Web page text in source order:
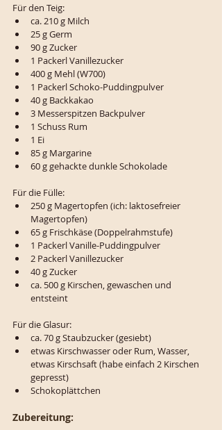
Für den Teig:
ca. 210 g Milch
25 g Germ
90 g Zucker
1 Packerl Vanillezucker
400 g Mehl (W700)
1 Packerl Schoko-Puddingpulver
40 g Backkakao
3 Messerspitzen Backpulver
1 Schuss Rum
1 Ei
85 g Margarine
60 g gehackte dunkle Schokolade
Für die Fülle:
250 g Magertopfen (ich: laktosefreier
Magertopfen)
65 g Frischkäse (Doppelrahmstufe)
1 Packerl Vanille-Puddingpulver
2 Packerl Vanillezucker
40 g Zucker
ca. 500 g Kirschen, gewaschen und
entsteint
Für die Glasur:
ca. 70 g Staubzucker (gesiebt)
etwas Kirschwasser oder Rum, Wasser,
etwas Kirschsaft (habe einfach 2 Kirschen
gepresst)
Schokoplättchen
Zubereitung: